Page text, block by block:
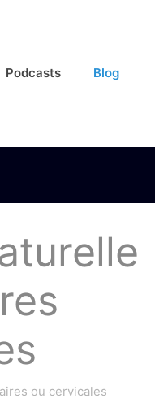
Podcasts Blog
ou cervicales